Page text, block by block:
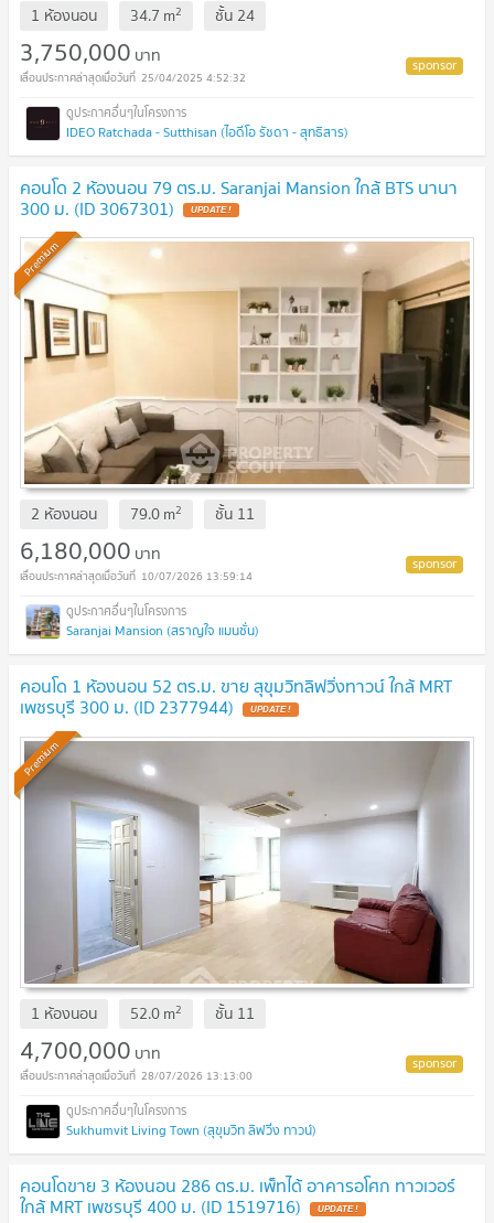
1 ห้องนอน 34.7 m2 ชั้น 24
3,750,000 บาท
25/04/2025 4:52:32
IDEO Ratchada - Sutthisan (ไอดีโอ รัชดา - สุทธิสาร)
คอนโด 2 ห้องนอน 79 ตร.ม. Saranjai Mansion ใกล้ BTS นานา
300 ม. (ID 3067301) UPDATE !
Premium
2 ห้องนอน 79.0m2 ชั้น 11
6,180,000 บาท
10/07/2026 13:59:14
Saranjai Mansion (สราญใจ แมนชั่น)
คอนโด 1 ห้องนอน 52 ตร.ม. ขาย สุขุมวิทลิฟวิ่งทาวน์ ใกล้ MRT
เพชรบุรี 300 ม. (ID 2377944) UPDATE !
Premium
1 ห้องนอน 52.0m2 ชั้น 11
4,700,000 บาท
28/07/2026 13:13:00
Sukhumvit Living Town (สุขุมวิท ลิฟวิ่ง ทาวน์)
คอนโดขาย 3 ห้องนอน 286 ตร.ม. เพ็ทได้ อาคารอโศก ทาวเวอร์
ใกล้ MRT เพชรบุรี 400 ม. (ID 1519716) UPDATE !